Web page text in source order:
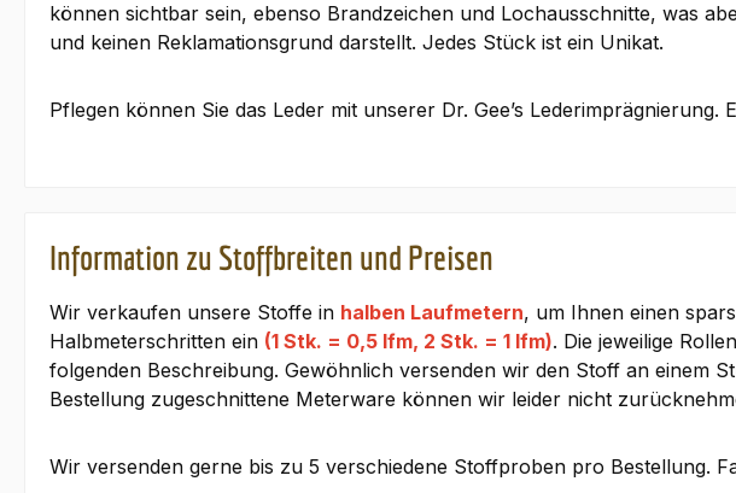
können sichtbar sein, ebenso Brandzeichen und Lochausschnitte, was
und keinen Reklamationsgrund darstellt. Jedes Stück ist ein Unikat.
Pflegen können Sie das Leder mit unserer Dr. Gee’s Lederimprägnierung.
Information zu Stoffbreiten und Preisen
Wir verkaufen unsere Stoffe in halben Laufmetern, um Ihnen einen
Halbmeterschritten ein (1 Stk. = 0,5 lfm, 2 Stk. = 1 lfm). Die jeweilige
folgenden Beschreibung. Gewöhnlich versenden wir den Stoff an einem
Bestellung zugeschnittene Meterware können wir leider nicht
Wir versenden gerne bis zu 5 verschiedene Stoffproben pro Bestellung.